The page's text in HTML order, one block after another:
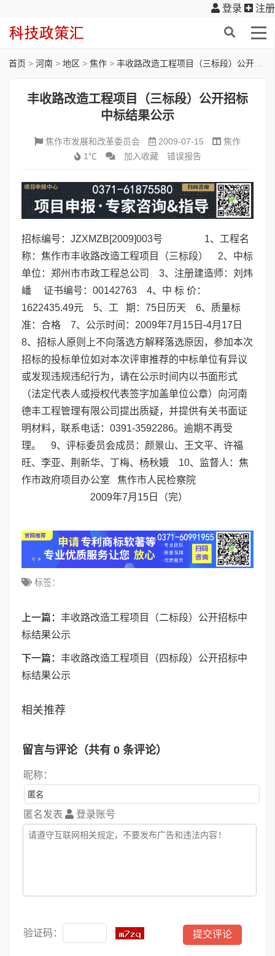
登录 注册
首页 > 河南 > 地区 > 焦作 > 丰收路改造工程项目（三标段）公开招标中标结果公示
丰收路改造工程项目（三标段）公开招标
中标结果公示
焦作市发展和改革委员会 2009-07-15
焦作
1℃
加入收藏 错误报告
招标编号：JZXMZB[2009]003号 1、工程名
称：焦作市丰收路改造工程项目（三标段） 2、中标
单位：郑州市市政工程总公司 3、注册建造师：刘炜
嶓 证书编号：00142763 4、中 标 价：
1622435.49元 5、工 期：75日历天 6、质量标
准：合格 7、公示时间：2009年7月15日-4月17日
8、招标人原则上不向落选方解释落选原因，参加本次
招标的投标单位如对本次评审推荐的中标单位有异议
或发现违规违纪行为，请在公示时间内以书面形式
（法定代表人或授权代表签字加盖单位公章）向河南
德丰工程管理有限公司提出质疑，并提供有关书面证
明材料，联系电话：0391-3592286。逾期不再受
理。 9、评标委员会成员：颜景山、王文平、许福
旺、李亚、荆新华、丁梅、杨秋娥 10、监督人：焦
作市政府项目办公室 焦作市人民检察院
2009年7月15日（完）
标签：
上一篇： 丰收路改造工程项目（二标段）公开招标中
标结果公示
下一篇： 丰收路改造工程项目（四标段）公开招标中
标结果公示
相关推荐
留言与评论（共有 0 条评论）
昵称：
匿名发表 登录账号
验证码：